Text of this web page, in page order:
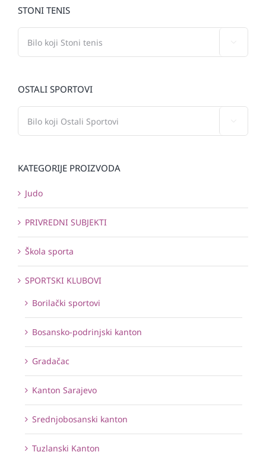
STONI TENIS
OSTALI SPORTOVI
KATEGORIJE PROIZVODA
Judo
PRIVREDNI SUBJEKTI
Škola sporta
SPORTSKI KLUBOVI
Borilački sportovi
Bosansko-podrinjski kanton
Gradačac
Kanton Sarajevo
Srednjobosanski kanton
Tuzlanski Kanton